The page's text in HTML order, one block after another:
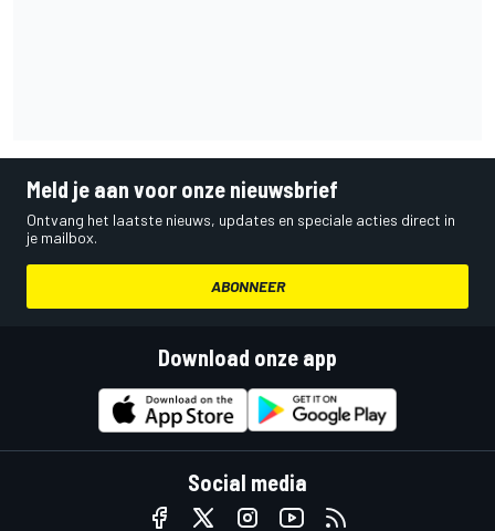
Meld je aan voor onze nieuwsbrief
Ontvang het laatste nieuws, updates en speciale acties direct in
je mailbox.
ABONNEER
Download onze app
Social media